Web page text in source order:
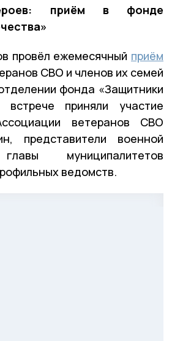
приём в фонде
провёл ежемесячный приём
СВО и членов их семей
фонда «Защитники
приняли участие
ветеранов СВО
представители военной
муниципалитетов
ведомств.